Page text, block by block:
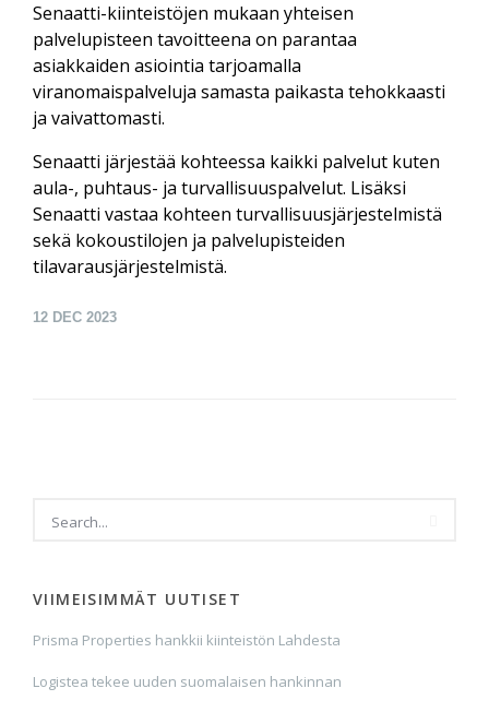
Senaatti-kiinteistöjen mukaan yhteisen
palvelupisteen tavoitteena on parantaa
asiakkaiden asiointia tarjoamalla
viranomaispalveluja samasta paikasta tehokkaasti
ja vaivattomasti.
Senaatti järjestää kohteessa kaikki palvelut kuten
aula-, puhtaus- ja turvallisuuspalvelut. Lisäksi
Senaatti vastaa kohteen turvallisuusjärjestelmistä
sekä kokoustilojen ja palvelupisteiden
tilavarausjärjestelmistä.
12 DEC 2023
VIIMEISIMMÄT UUTISET
Prisma Properties hankkii kiinteistön Lahdesta
Logistea tekee uuden suomalaisen hankinnan